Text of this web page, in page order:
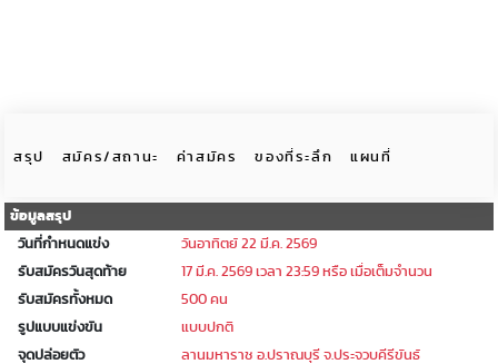
สรุป สมัคร/สถานะ ค่าสมัคร ของที่ระลึก แผนที่
ข้อมูลสรุป
วันที่กำหนดแข่ง
วันอาทิตย์ 22 มี.ค. 2569
รับสมัครวันสุดท้าย
17 มี.ค. 2569 เวลา 23:59 หรือ เมื่อเต็มจำนวน
รับสมัครทั้งหมด
500 คน
รูปแบบแข่งขัน
แบบปกติ
จุดปล่อยตัว
ลานมหาราช อ.ปราณบุรี จ.ประจวบคีรีขันธ์